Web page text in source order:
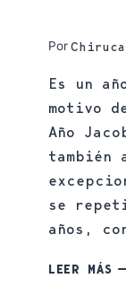
PorChiruca
Es un
motivo
Año
también
se
años,
LEER MÁS